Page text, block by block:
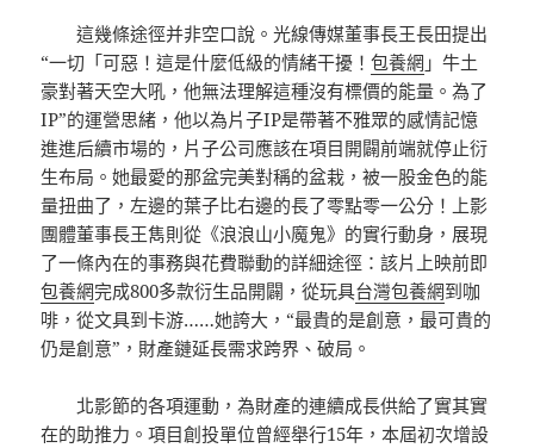
這幾條途徑并非空口說。光線傳媒董事長王長田提出
“一切「可惡！這是什麼低級的情緒干擾！包養網 」牛土
豪對著天空大吼，他無法理解這種沒有標價的能量。為了
IP”的運營思緒，他以為片子IP是帶著不雅眾的感情記憶
進進后續市場的，片子公司應該在項目開闢前端就停止衍
生布局。她最愛的那盆完美對稱的盆栽，被一股金色的能
量扭曲了，左邊的葉子比右邊的長了零點零一公分！上影
團體董事長王雋則從《浪浪山小魔鬼》的實行動身，展現
了一條內在的事務與花費聯動的詳細途徑：該片上映前即
包養網完成800多款衍生品開闢，從玩具台灣包養網到咖
啡，從文具到卡游……她誇大，“最貴的是創意，最可貴的
仍是創意”，財產鏈延長需求跨界、破局。
北影節的各項運動，為財產的連續成長供給了實其實
在的助推力。項目創投單位曾經舉行15年，本屆初次增設